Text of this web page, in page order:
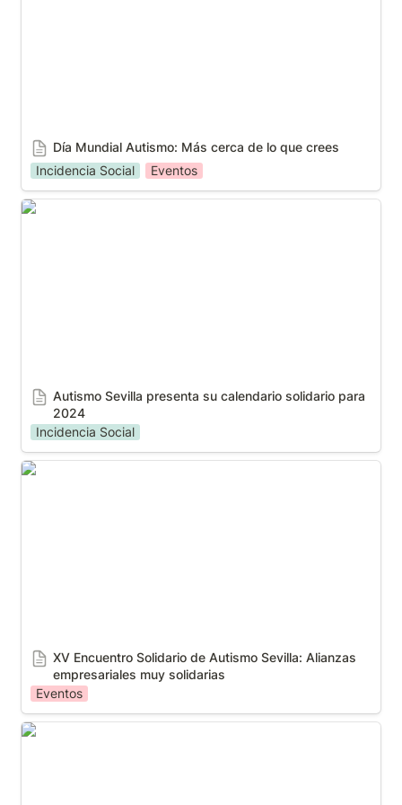
Día Mundial Autismo: Más cerca de lo que crees
Incidencia Social
Eventos
Autismo Sevilla presenta su calendario solidario
Autismo Sevilla presenta su calendario solidario para
2024
Incidencia Social
XV Encuentro Solidario de Autismo Sevilla: Alianzas
XV Encuentro Solidario de Autismo Sevilla: Alianzas
empresariales muy solidarias
Eventos
La Junta destaca el proyecto de Autismo Sevilla de